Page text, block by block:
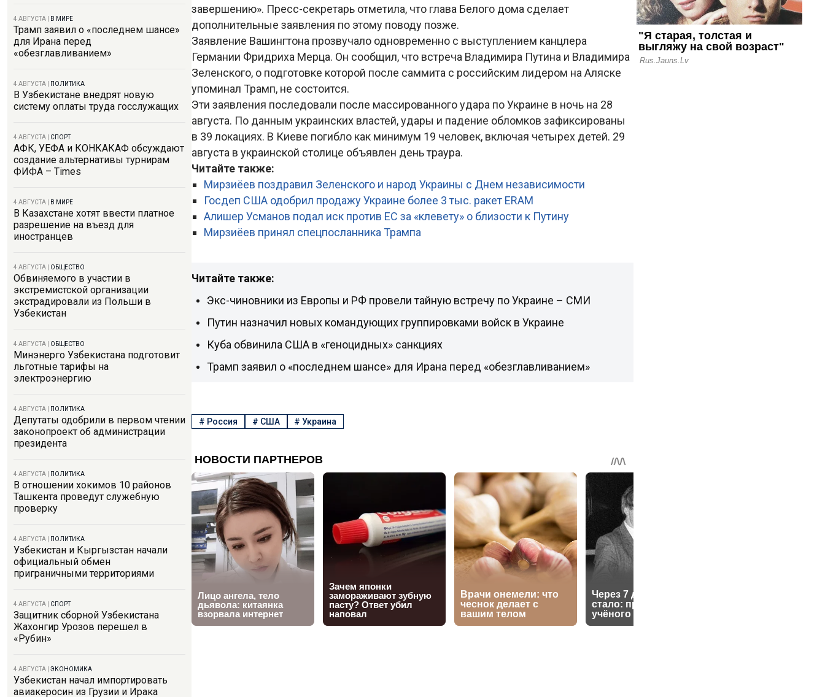
4 АВГУСТА В МИРЕ
Трамп заявил о «последнем шансе»
для Ирана перед
«обезглавливанием»
4 АВГУСТА ПОЛИТИКА
В Узбекистане внедрят новую
систему оплаты труда госслужащих
4 АВГУСТА СПОРТ
АФК, УЕФА и КОНКАКАФ обсуждают
создание альтернативы турнирам
ФИФА – Times
4 АВГУСТА В МИРЕ
В Казахстане хотят ввести платное
разрешение на въезд для
иностранцев
4 АВГУСТА ОБЩЕСТВО
Обвиняемого в участии в
экстремистской организации
экстрадировали из Польши в
Узбекистан
4 АВГУСТА ОБЩЕСТВО
Минэнерго Узбекистана подготовит
льготные тарифы на
электроэнергию
4 АВГУСТА ПОЛИТИКА
Депутаты одобрили в первом чтении
законопроект об администрации
президента
4 АВГУСТА ПОЛИТИКА
В отношении хокимов 10 районов
Ташкента проведут служебную
проверку
4 АВГУСТА ПОЛИТИКА
Узбекистан и Кыргызстан начали
официальный обмен
приграничными территориями
4 АВГУСТА СПОРТ
Защитник сборной Узбекистана
Жахонгир Урозов перешел в
«Рубин»
4 АВГУСТА ЭКОНОМИКА
Узбекистан начал импортировать
авиакеросин из Грузии и Ирака
завершению». Пресс-секретарь отметила, что глава Белого дома сделает
дополнительные заявления по этому поводу позже.
Заявление Вашингтона прозвучало одновременно с выступлением канцлера
Германии Фридриха Мерца. Он сообщил, что встреча Владимира Путина и Владимира
Зеленского, о подготовке которой после саммита с российским лидером на Аляске
упоминал Трамп, не состоится.
Эти заявления последовали после массированного удара по Украине в ночь на 28
августа. По данным украинских властей, удары и падение обломков зафиксированы
в 39 локациях. В Киеве погибло как минимум 19 человек, включая четырех детей. 29
августа в украинской столице объявлен день траура.
Читайте также:
Мирзиёев поздравил Зеленского и народ Украины с Днем независимости
Госдеп США одобрил продажу Украине более 3 тыс. ракет ERAM
Алишер Усманов подал иск против ЕС за «клевету» о близости к Путину
Мирзиёев принял спецпосланника Трампа
Читайте также:
Экс-чиновники из Европы и РФ провели тайную встречу по Украине – СМИ
Путин назначил новых командующих группировками войск в Украине
Куба обвинила США в «геноцидных» санкциях
Трамп заявил о «последнем шансе» для Ирана перед «обезглавливанием»
# Россия # США #Украина